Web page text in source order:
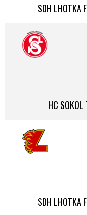
SDH LHOTKA
HC
SDH LHOTKA